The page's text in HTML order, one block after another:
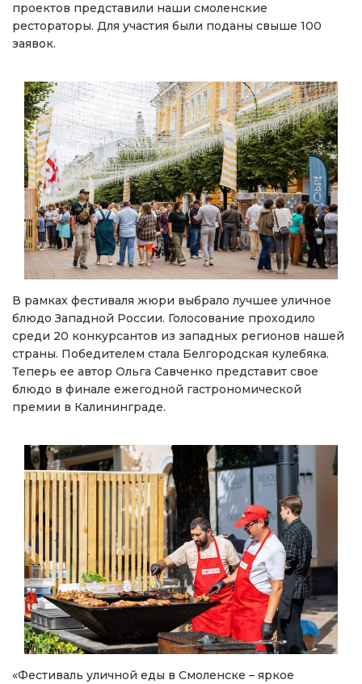
проектов представили наши смоленские
рестораторы. Для участия были поданы свыше 100
заявок.
В рамках фестиваля жюри выбрало лучшее уличное
блюдо Западной России. Голосование проходило
среди 20 конкурсантов из западных регионов нашей
страны. Победителем стала Белгородская кулебяка.
Теперь ее автор Ольга Савченко представит свое
блюдо в финале ежегодной гастрономической
премии в Калининграде.
«Фестиваль уличной еды в Смоленске – яркое